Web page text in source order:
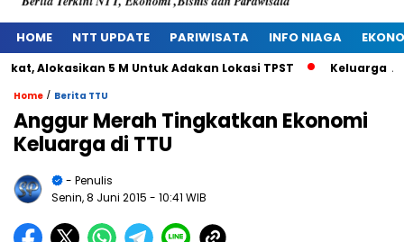
HOME NTT UPDATE PARIWISATA INFO NIAGA
Alokasikan 5 M Untuk Adakan Lokasi TPST Keluarga Alm
Home / Berita TTU
Anggur Merah Tingkatkan Ekonomi
Keluarga di TTU
- Penulis
Senin, 8 Juni 2015 - 10:41 WIB